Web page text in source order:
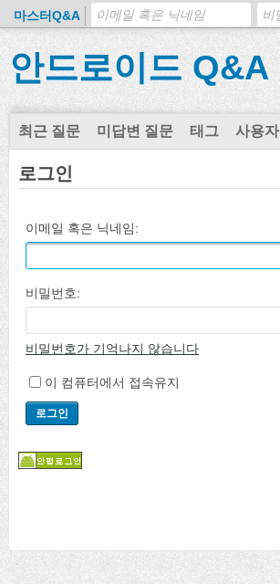
마스터Q&A
안드로이드 Q&A
최근 질문 미답변 질문 태그 사용자
로그인
이메일 혹은 닉네임:
비밀번호:
비밀번호가 기억나지 않습니다
이 컴퓨터에서 접속유지